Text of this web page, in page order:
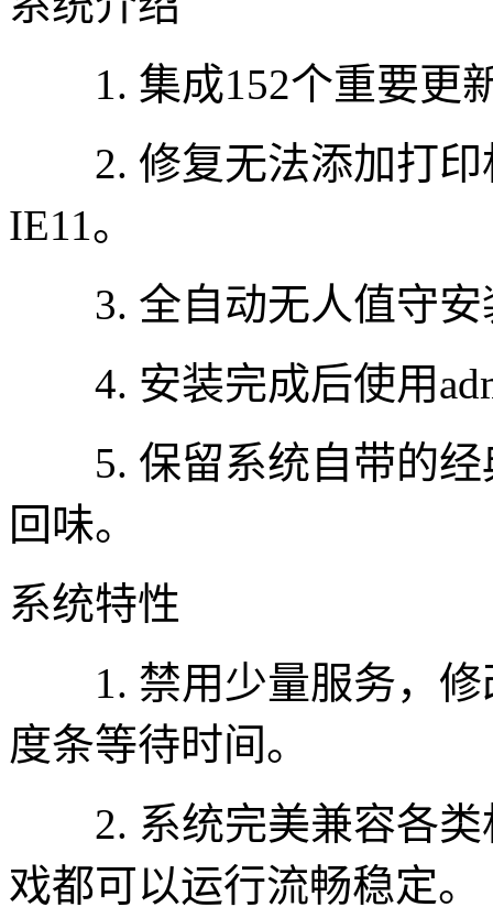
1. 集成152个重要更
2. 修复无法添加打印
IE11。
3. 全自动无人值守安
4. 安装完成后使用
5. 保留系统自带的经
回味。
系统特性
1. 禁用少量服务，修
度条等待时间。
2. 系统完美兼容各类
戏都可以运行流畅稳定。